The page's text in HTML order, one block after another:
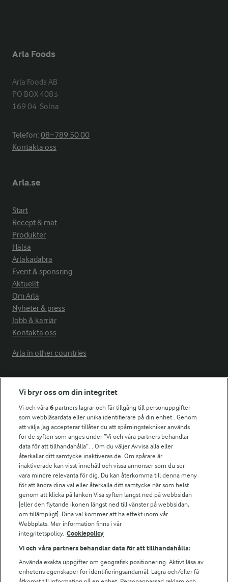
Arla Foods
Arla Foods AB
PO BOX 4083
169 04  Solna
Telefon:08−789 50 00
Kontakta oss
Arla.se
Start
Recept & mat
Produkter
Hälsa
Arlakadabra
Event & sponsring
Aktuellt
Om Arla
Nyheter & press
Jobb & karriär
Kontakta oss
Arla in other countries
Fler Arlasajter
För ägare
Arlas kundportal
Arla.com
Falbygdens Ost
Arla webbshop
Bildbank
Följ oss
Vi bryr oss om din integritet
Vi och våra6 partners lagrar och får tillgång till personuppgifter
som webbläsardata eller unika identifierare på din enhet . Genom
att välja Jag accepterar tillåter du att spårningstekniker används
för de syften som anges under ”Vi och våra partners behandlar
data för att tillhandahålla”. . Om du väljer Avvisa alla eller
återkallar ditt samtycke inaktiveras de. Om spårare är
inaktiverade kan visst innehåll och vissa annonser som du ser
vara mindre relevanta för dig. Du kan återkomma till denna meny
för att ändra dina val eller återkalla ditt samtycke när som helst
genom att klicka på länken Visa syften längst ned på webbsidan
[eller den flytande ikonen längst ned till vänster på webbsidan,
om tillämpligt]. Dina val kommer att ha effekt inom vår
Webbplats. Mer information finns i vår
integritetspolicy. Cookiepolicy
Vi och våra partners behandlar data för att tillhandahålla:
Använda exakta uppgifter om geografisk positionering. Aktivt läsa av
enhetens egenskaper för identifieringsändamål. Lagra och/eller få